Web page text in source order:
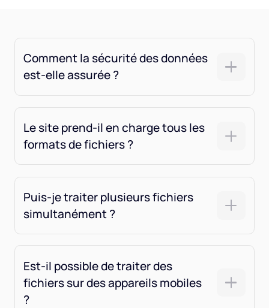
Comment la sécurité des données
est-elle assurée ?
Le site prend-il en charge tous les
formats de fichiers ?
Puis-je traiter plusieurs fichiers
simultanément ?
Est-il possible de traiter des
fichiers sur des appareils mobiles
?